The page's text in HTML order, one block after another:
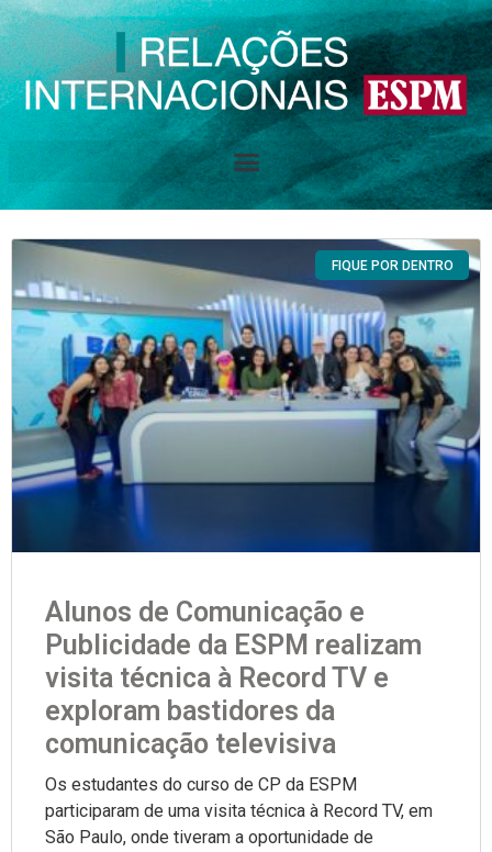
FIQUE POR
DENTRO
FIQUE POR DENTRO
Alunos de Comunicação e
Publicidade da ESPM realizam
visita técnica à Record TV e
exploram bastidores da
comunicação televisiva
Os estudantes do curso de CP da ESPM
participaram de uma visita técnica à Record TV, em
São Paulo, onde tiveram a oportunidade de